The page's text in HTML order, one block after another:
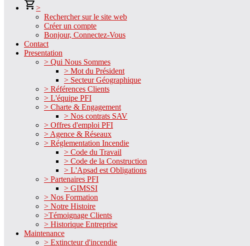
>
Rechercher sur le site web
Créer un compte
Bonjour, Connectez-Vous
Contact
Presentation
> Qui Nous Sommes
> Mot du Président
> Secteur Géographique
> Références Clients
> L'équipe PFI
> Charte & Engagement
> Nos contrats SAV
> Offres d'emploi PFI
> Agence & Réseaux
> Réglementation Incendie
> Code du Travail
> Code de la Construction
> L'Apsad est Obligations
> Partenaires PFI
> GIMSSI
> Nos Formation
> Notre Histoire
>Témoignage Clients
> Historique Entreprise
Maintenance
> Extincteur d'incendie